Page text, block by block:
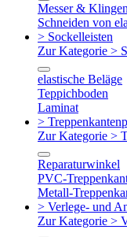
Messer & Klingen
Schneiden von
> Sockelleisten
Zur Kategorie >
elastische Beläge
Teppichboden
Laminat
>
Zur Kategorie >
Reparaturwinkel
PVC-
Metall-
> Verlege- und
Zur Kategorie >